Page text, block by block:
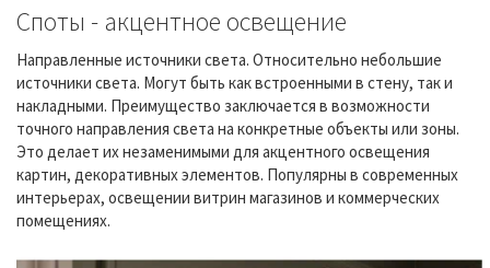
Споты - акцентное освещение
Направленные источники света. Относительно небольшие
источники света. Могут быть как встроенными в стену, так и
накладными. Преимущество заключается в возможности
точного направления света на конкретные объекты или зоны.
Это делает их незаменимыми для акцентного освещения
картин, декоративных элементов. Популярны в современных
интерьерах, освещении витрин магазинов и коммерческих
помещениях.